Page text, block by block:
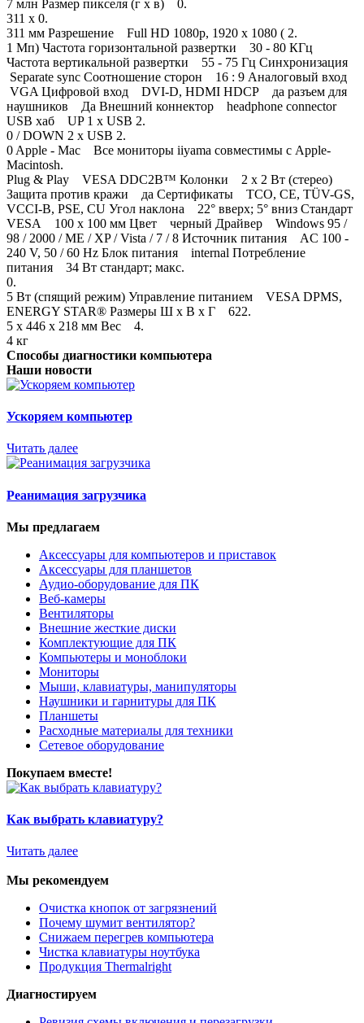
7 млн Размер пикселя (г х в) 0.
311 x 0.
311 мм Разрешение Full HD 1080p, 1920 x 1080 ( 2.
1 Мп) Частота горизонтальной развертки 30 - 80 КГц
Частота вертикальной развертки 55 - 75 Гц Синхронизация
Separate sync Соотношение сторон 16 : 9 Аналоговый вход
VGA Цифровой вход DVI-D, HDMI HDCP да разъем для
наушников Да Внешний коннектор headphone connector
USB хаб UP 1 x USB 2.
0 / DOWN 2 x USB 2.
0 Apple - Mac Все мониторы iiyama совместимы с Apple-
Macintosh.
Plug & Play VESA DDC2B™ Колонки 2 x 2 Вт (стерео)
Защита против кражи да Cертификаты TCO, CE, TÜV-GS,
VCCI-B, PSE, CU Угол наклона 22° вверх; 5° вниз Стандарт
VESA 100 x 100 мм Цвет черный Драйвер Windows 95 /
98 / 2000 / ME / XP / Vista / 7 / 8 Источник питания AC 100 -
240 V, 50 / 60 Hz Блок питания internal Потребление
питания 34 Вт стандарт; макс.
0.
5 Вт (спящий режим) Управление питанием VESA DPMS,
ENERGY STAR® Размеры Ш х В х Г 622.
5 x 446 x 218 мм Вес 4.
4 кг
Способы диагностики компьютера
Наши новости
Ускоряем компьютер
Читать далее
Реанимация загрузчика
Мы предлагаем
Аксессуары для компьютеров и приставок
Аксессуары для планшетов
Аудио-оборудование для ПК
Веб-камеры
Вентиляторы
Внешние жесткие диски
Комплектующие для ПК
Компьютеры и моноблоки
Мониторы
Мыши, клавиатуры, манипуляторы
Наушники и гарнитуры для ПК
Планшеты
Расходные материалы для техники
Сетевое оборудование
Покупаем вместе!
Как выбрать клавиатуру?
Читать далее
Мы рекомендуем
Очистка кнопок от загрязнений
Почему шумит вентилятор?
Снижаем перегрев компьютера
Чистка клавиатуры ноутбука
Продукция Thermalright
Диагностируем